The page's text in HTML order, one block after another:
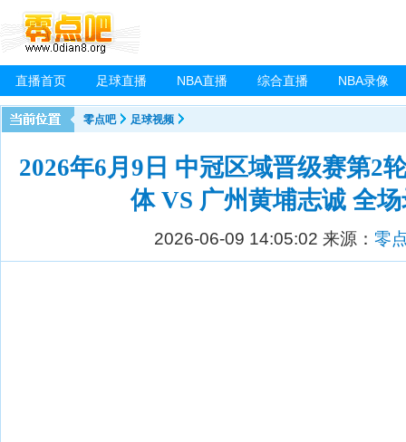
直播首页 足球直播 NBA直播 综合直播 NBA录像
零点吧 足球视频
2026年6月9日 中冠区域晋级赛第2
体 VS 广州黄埔志诚 全
2026-06-09 14:05:02 来源： 零